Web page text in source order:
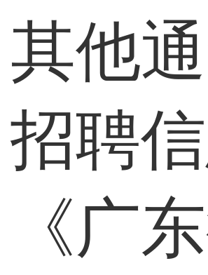
其他
招聘
《广